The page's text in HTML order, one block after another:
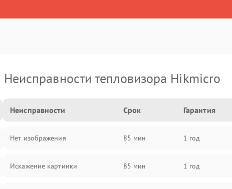
Неисправности тепловизора Hikmicro
Неисправности Срок Гарантия
Нет изображения 85 мин 1 год
Искажение картинки 85 мин 1 год